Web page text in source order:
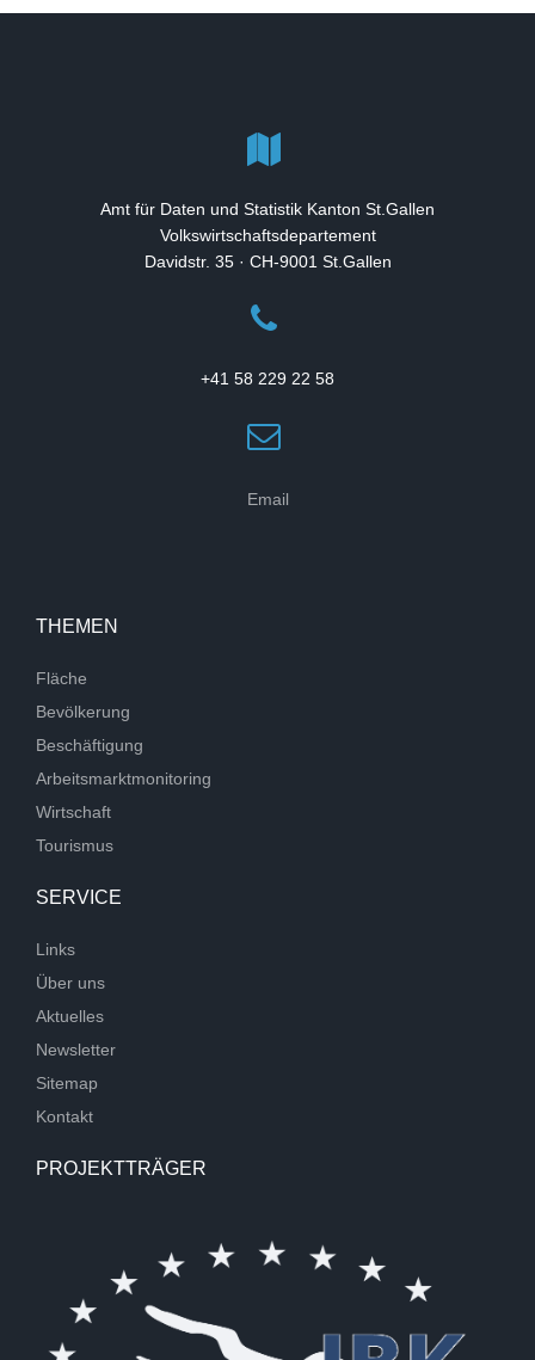
Amt für Daten und Statistik Kanton St.Gallen
Volkswirtschaftsdepartement
Davidstr. 35 · CH-9001 St.Gallen
+41 58 229 22 58
Email
THEMEN
Fläche
Bevölkerung
Beschäftigung
Arbeitsmarktmonitoring
Wirtschaft
Tourismus
SERVICE
Links
Über uns
Aktuelles
Newsletter
Sitemap
Kontakt
PROJEKTTRÄGER